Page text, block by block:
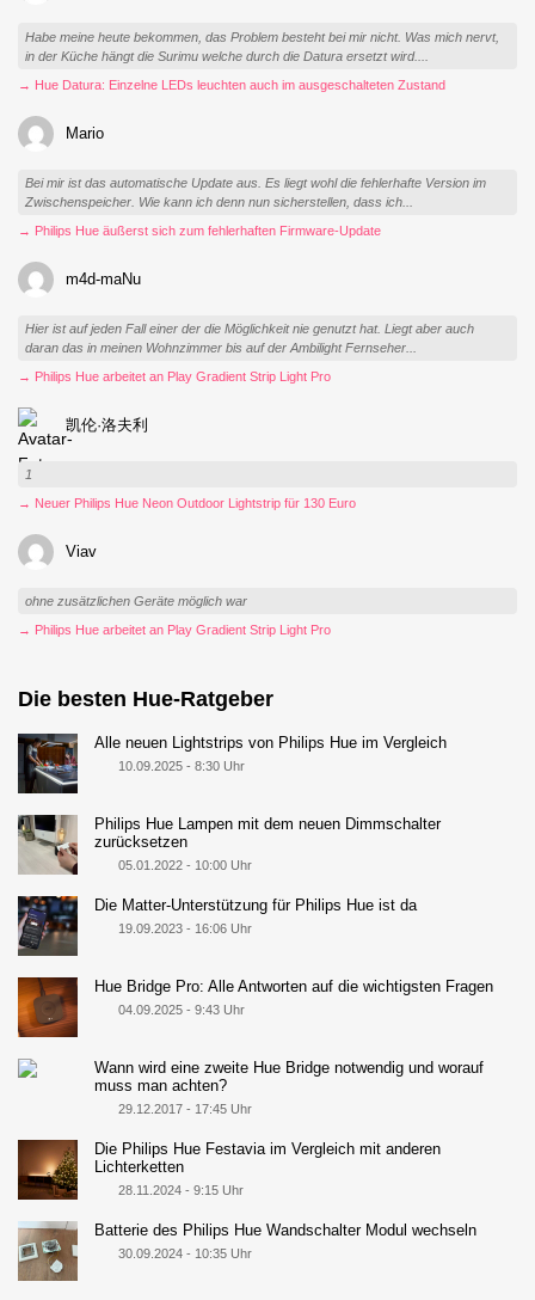
Habe meine heute bekommen, das Problem besteht bei mir nicht. Was mich nervt,
in der Küche hängt die Surimu welche durch die Datura ersetzt wird....
→ Hue Datura: Einzelne LEDs leuchten auch im ausgeschalteten Zustand
Mario
Bei mir ist das automatische Update aus. Es liegt wohl die fehlerhafte Version im
Zwischenspeicher. Wie kann ich denn nun sicherstellen, dass ich...
→ Philips Hue äußerst sich zum fehlerhaften Firmware-Update
m4d-maNu
Hier ist auf jeden Fall einer der die Möglichkeit nie genutzt hat. Liegt aber auch
daran das in meinen Wohnzimmer bis auf der Ambilight Fernseher...
→ Philips Hue arbeitet an Play Gradient Strip Light Pro
凯伦·洛夫利
1
→ Neuer Philips Hue Neon Outdoor Lightstrip für 130 Euro
Viav
ohne zusätzlichen Geräte möglich war
→ Philips Hue arbeitet an Play Gradient Strip Light Pro
Die besten Hue-Ratgeber
Alle neuen Lightstrips von Philips Hue im Vergleich
10.09.2025 - 8:30 Uhr
Philips Hue Lampen mit dem neuen Dimmschalter
zurücksetzen
05.01.2022 - 10:00 Uhr
Die Matter-Unterstützung für Philips Hue ist da
19.09.2023 - 16:06 Uhr
Hue Bridge Pro: Alle Antworten auf die wichtigsten Fragen
04.09.2025 - 9:43 Uhr
Wann wird eine zweite Hue Bridge notwendig und worauf
muss man achten?
29.12.2017 - 17:45 Uhr
Die Philips Hue Festavia im Vergleich mit anderen
Lichterketten
28.11.2024 - 9:15 Uhr
Batterie des Philips Hue Wandschalter Modul wechseln
30.09.2024 - 10:35 Uhr